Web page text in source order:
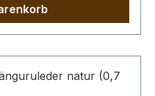
von diesem Stück
Leder. Das